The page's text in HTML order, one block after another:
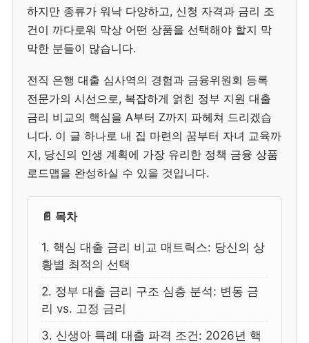
하지만 종류가 워낙 다양하고, 신청 자격과 금리 조
건이 까다로워 막상 어떤 상품을 선택해야 할지 막
막한 분들이 많습니다.
전직 은행 대출 심사역의 경험과 금융위원회 등록
전문가의 시선으로, 복잡하게 얽힌 정부 지원 대출
금리 비교의 핵심을 A부터 Z까지 파헤쳐 드리겠습
니다. 이 글 하나로 내 집 마련의 꿈부터 자녀 교육까
지, 당신의 인생 계획에 가장 유리한 정책 금융 상품
로드맵을 완성하실 수 있을 것입니다.
📄 목차
1. 핵심 대출 금리 비교 매트릭스: 당신의 상
황별 최적의 선택
2. 정부 대출 금리 구조 심층 분석: 변동 금
리 vs. 고정 금리
3. 신생아 특례 대출 파격 조건: 2026년 핵